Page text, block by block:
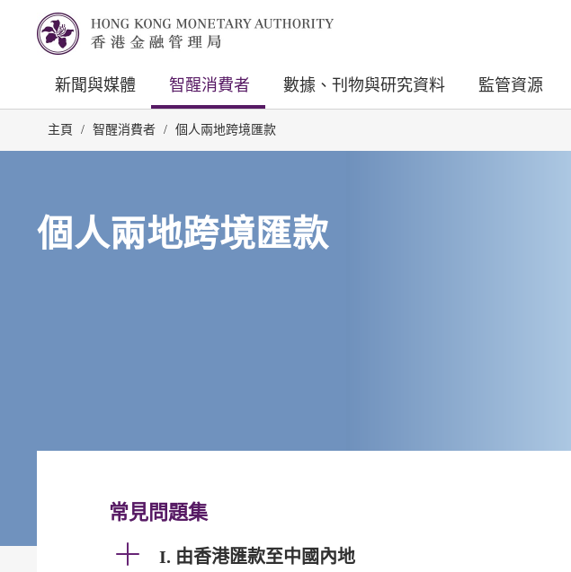
新聞與媒體 智醒消費者 數據、刊物與研究資料 監管資源
主頁 / 智醒消費者 / 個人兩地跨境匯款
個人兩地跨境匯款
常見問題集
I. 由香港匯款至中國內地